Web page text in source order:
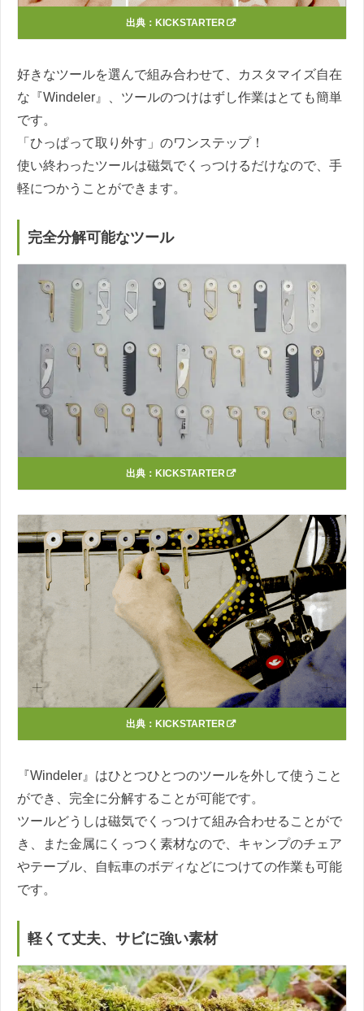
出典： KICKSTARTER
好きなツールを選んで組み合わせて、カスタマイズ自在
な『Windeler』、ツールのつけはずし作業はとても簡単
です。
「ひっぱって取り外す」のワンステップ！
使い終わったツールは磁気でくっつけるだけなので、手
軽につかうことができます。
完全分解可能なツール
出典： KICKSTARTER
出典： KICKSTARTER
『Windeler』はひとつひとつのツールを外して使うこと
ができ、完全に分解することが可能です。
ツールどうしは磁気でくっつけて組み合わせることがで
き、また金属にくっつく素材なので、キャンプのチェア
やテーブル、自転車のボディなどにつけての作業も可能
です。
軽くて丈夫、サビに強い素材